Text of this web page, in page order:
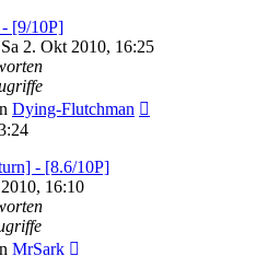
[9/10P]
Sa 2. Okt 2010, 16:25
Dying-Flutchman
- [8.6/10P]
16:10
MrSark